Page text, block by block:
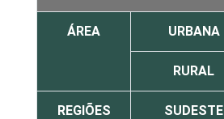
ÁREA URBANA
RURAL
REGIÕES
SUDESTE